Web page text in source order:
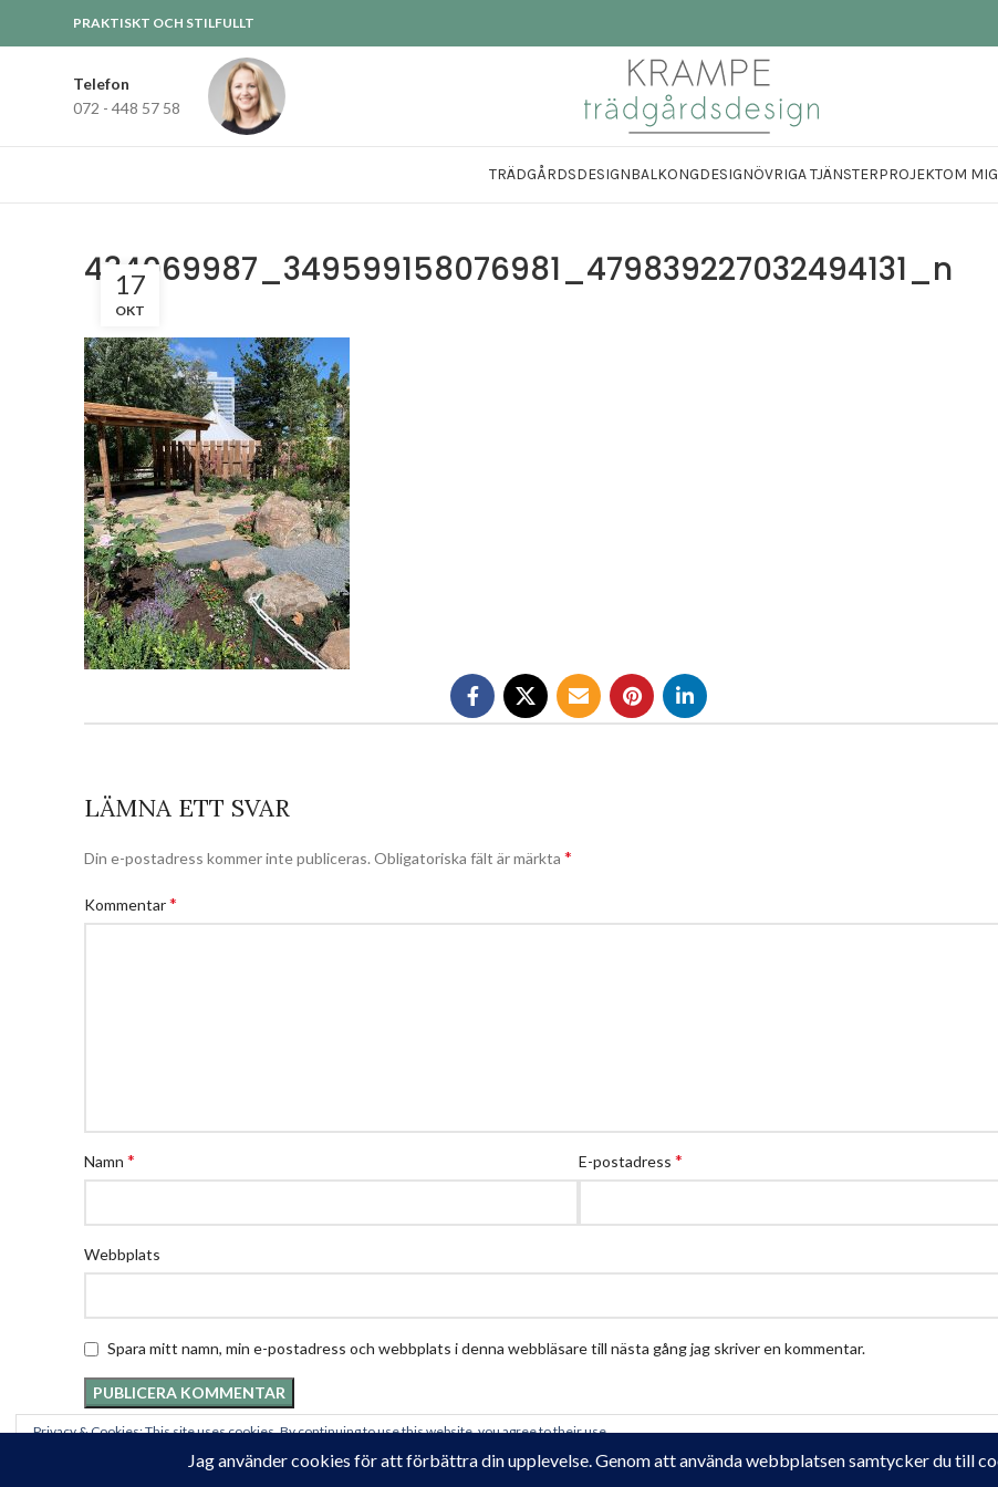
PRAKTISKT OCH STILFULLT
Telefon
072 - 448 57 58
TRÄDGÅRDSDESIGNBALKONGDESIGNÖVRIGA TJÄNSTERPROJEKTOM MIG
434069987_349599158076981_479839227032494131_n
17
OKT
LÄMNA ETT SVAR
Din e-postadress kommer inte publiceras. Obligatoriska fält är märkta *
Kommentar*
Namn * E-postadress *
Webbplats
Spara mitt namn, min e-postadress och webbplats i denna webbläsare till nästa gång jag skriver en kommentar.
Privacy & Cookies: This site uses cookies. By continuing to use this website, you agree to their use.
To find out more, including how to control cookies, see here: Cookie-policy